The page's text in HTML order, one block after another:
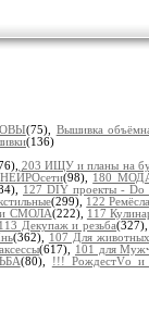
(75), Вышивка
(136)
203 ИЩУ и планы на
(98), 180
127 DIY проекты - Do
(299), 122
и СМОЛА(222), 117
113 Декупаж и резьба(327),
(362), 107 Для животных
(617), 101 для
(80), !!! РождестVо